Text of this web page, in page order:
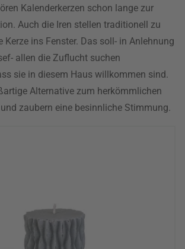
Kalenderkerzen schon lange zur
Auch die Iren stellen traditionell zu
Kerze ins Fenster. Das soll- in Anlehnung
allen die Zuflucht suchen
sie in diesem Haus willkommen sind.
Alternative zum herkömmlichen
zaubern eine besinnliche Stimmung.